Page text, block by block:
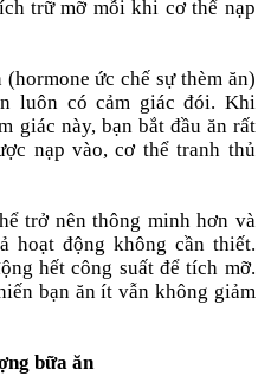
trữ mỡ mỗi khi cơ thể nạp
ức chế sự thèm ăn)
luôn có cảm giác đói. Khi
giác này, bạn bắt đầu ăn rất
nạp vào, cơ thể tranh thủ
trở nên thông minh hơn và
hoạt động không cần thiết.
hết công suất để tích mỡ.
bạn ăn ít vẫn không giảm
bữa ăn